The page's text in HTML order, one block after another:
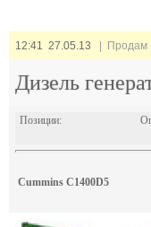
12:41 27.05.13 |
Дизель
Позиции:
Cummins C1400D5